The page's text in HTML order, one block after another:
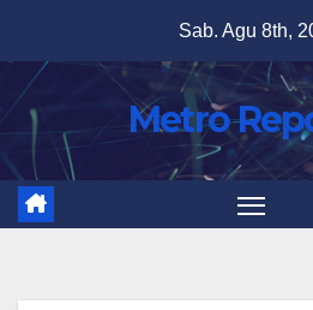
content
Sab. Agu 8th,
Metro